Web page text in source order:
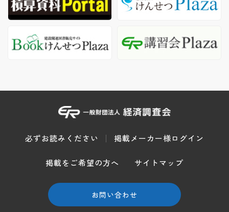
必ずお読みください 掲載メーカー様ログイン
掲載をご希望の方へ サイトマップ
お問い合わせ